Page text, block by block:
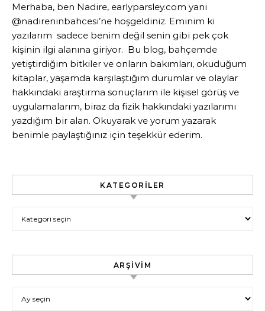
Merhaba, ben Nadire, earlyparsley.com yani
@nadireninbahcesi’ne hoşgeldiniz. Eminim ki
yazılarım sadece benim değil senin gibi pek çok
kişinin ilgi alanına giriyor. Bu blog, bahçemde
yetiştirdiğim bitkiler ve onların bakımları, okuduğum
kitaplar, yaşamda karşılaştığım durumlar ve olaylar
hakkındaki araştırma sonuçlarım ile kişisel görüş ve
uygulamalarım, biraz da fizik hakkındaki yazılarımı
yazdığım bir alan. Okuyarak ve yorum yazarak
benimle paylaştığınız için teşekkür ederim.
KATEGORILER
ARŞIVIM